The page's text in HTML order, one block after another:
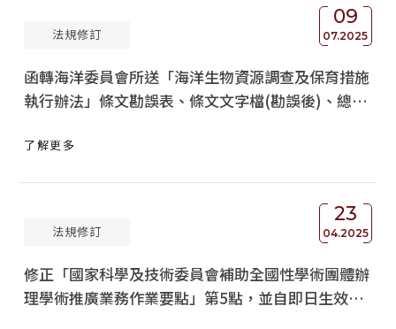
09
07.2025
法規修訂
函轉海洋委員會所送「海洋生物資源調查及保育措施
執行辦法」條文勘誤表、條文文字檔(勘誤後)、總說
請查照。
了解更多
23
04.2025
法規修訂
修正「國家科學及技術委員會補助全國性學術團體辦
理學術推廣業務作業要點」第5點，並自即日生效，